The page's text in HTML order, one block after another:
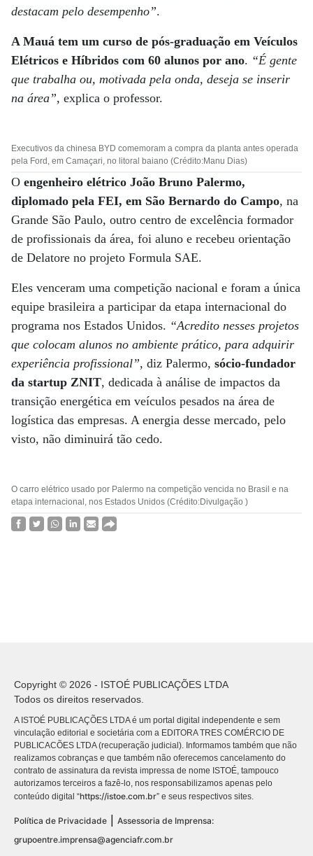
destacam pelo desempenho”.
A Mauá tem um curso de pós-graduação em Veículos
Elétricos e Híbridos com 60 alunos por ano. “É gente
que trabalha ou, motivada pela onda, deseja se inserir
na área”, explica o professor.
Executivos da chinesa BYD comemoram a compra da planta antes operada
pela Ford, em Camaçari, no litoral baiano (Crédito:Manu Dias)
O engenheiro elétrico João Bruno Palermo,
diplomado pela FEI, em São Bernardo do Campo, na
Grande São Paulo, outro centro de excelência formador
de profissionais da área, foi aluno e recebeu orientação
de Delatore no projeto Formula SAE.
Eles venceram uma competição nacional e foram a única
equipe brasileira a participar da etapa internacional do
programa nos Estados Unidos. “Acredito nesses projetos
que colocam alunos no ambiente prático, para adquirir
experiência profissional”, diz Palermo, sócio-fundador
da startup ZNIT, dedicada à análise de impactos da
transição energética em veículos pesados na área de
logística das empresas. A energia desse mercado, pelo
visto, não diminuirá tão cedo.
O carro elétrico usado por Palermo na competição vencida no Brasil e na
etapa internacional, nos Estados Unidos (Crédito:Divulgação )
Copyright © 2026 - ISTOÉ PUBLICAÇÕES LTDA
Todos os direitos reservados.
A ISTOÉ PUBLICAÇÕES LTDA é um portal digital independente e sem
vinculação editorial e societária com a EDITORA TRES COMÉRCIO DE
PUBLICACÕES LTDA (recuperação judicial). Informamos também que não
realizamos cobranças e que também não oferecemos cancelamento do
contrato de assinatura da revista impressa de nome ISTOÉ, tampouco
autorizamos terceiros a fazê-lo, nos responsabilizamos apenas pelo
conteúdo digital “https://istoe.com.br” e seus respectivos sites.
Política de Privacidade
Assessoria de Imprensa:
grupoentre.imprensa@agenciafr.com.br